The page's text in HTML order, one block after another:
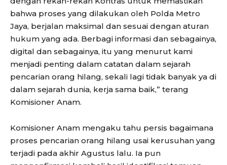
bahwa proses yang dilakukan oleh Polda Metro
Jaya, berjalan maksimal dan sesuai dengan aturan
hukum yang ada. Berbagi informasi dan sebagainya,
digital dan sebagainya, itu yang menurut kami
menjadi penting dalam catatan dalam sejarah
pencarian orang hilang, sekali lagi tidak banyak ya di
dalam sejarah dunia, kerja sama baik,” terang
Komisioner Anam.
Komisioner Anam mengaku tahu persis bagaimana
proses pencarian orang hilang usai kerusuhan yang
terjadi pada akhir Agustus lalu. Ia pun